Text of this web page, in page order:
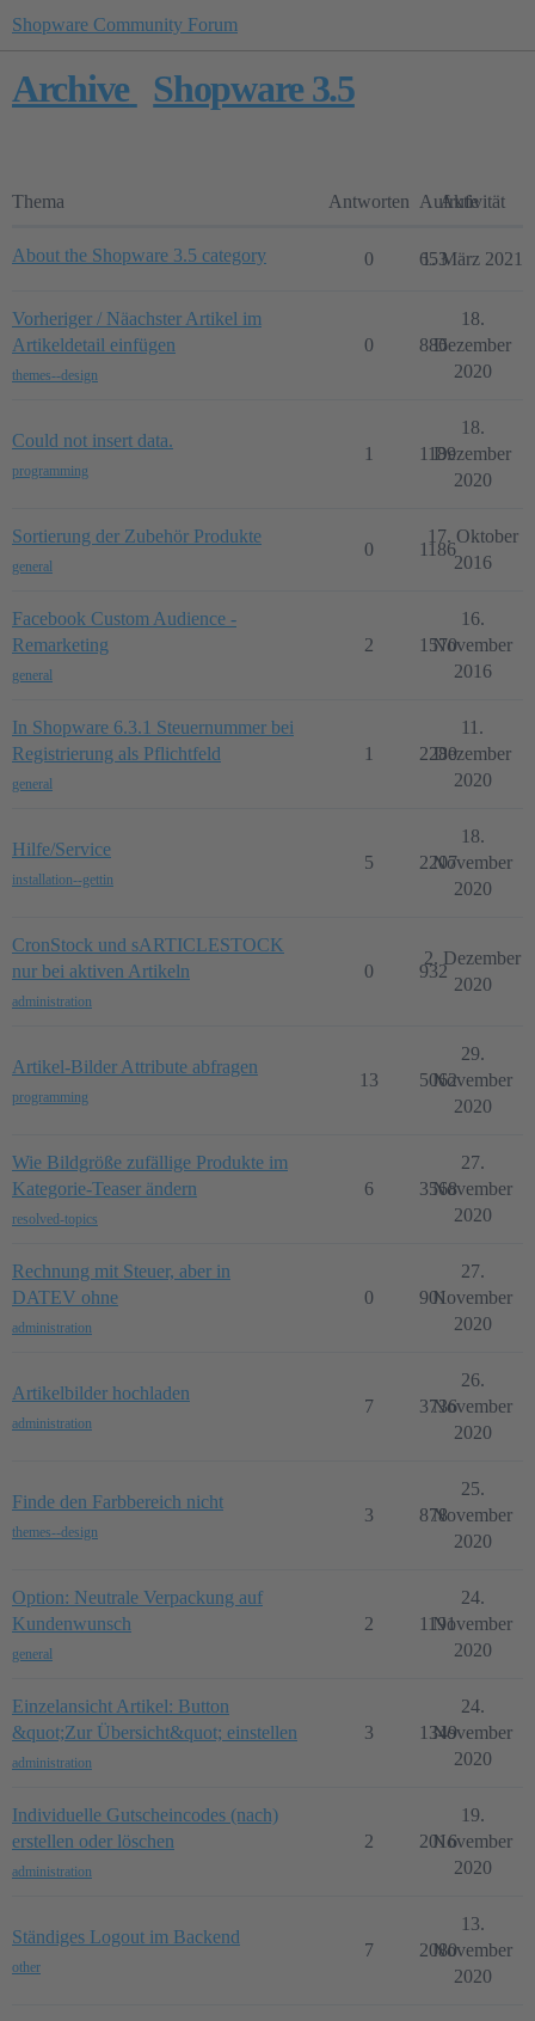
Shopware Community Forum
Archive Shopware 3.5
Thema Antworten Aufrufe
Aktivität
About the Shopware 3.5 category 0 653
1. März 2021
Vorheriger / Näachster Artikel im
Artikeldetail einfügen
themes--design
0 886
18.
Dezember
2020
Could not insert data.
programming
1 1189
18.
Dezember
2020
Sortierung der Zubehör Produkte
general
0 1186
17. Oktober
2016
Facebook Custom Audience -
Remarketing
general
2 1570
16.
November
2016
In Shopware 6.3.1 Steuernummer bei
Registrierung als Pflichtfeld
general
1 2280
11.
Dezember
2020
Hilfe/Service
installation--gettin
5 2207
18.
November
2020
CronStock und sARTICLESTOCK
nur bei aktiven Artikeln
administration
0 932
2. Dezember
2020
Artikel-Bilder Attribute abfragen
programming
13 5062
29.
November
2020
Wie Bildgröße zufällige Produkte im
Kategorie-Teaser ändern
resolved-topics
6 3568
27.
November
2020
Rechnung mit Steuer, aber in
DATEV ohne
administration
0 901
27.
November
2020
Artikelbilder hochladen
administration
7 3736
26.
November
2020
Finde den Farbbereich nicht
themes--design
3 878
25.
November
2020
Option: Neutrale Verpackung auf
Kundenwunsch
general
2 1191
24.
November
2020
Einzelansicht Artikel: Button
&quot;Zur Übersicht&quot; einstellen
administration
3 1349
24.
November
2020
Individuelle Gutscheincodes (nach)
erstellen oder löschen
administration
2 2016
19.
November
2020
Ständiges Logout im Backend
other
7 2080
13.
November
2020